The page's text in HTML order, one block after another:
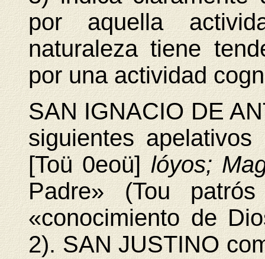
por aquella
naturaleza tiene
por una actividad
SAN IGNACIO DE
siguientes
[Toü 0eoü]lóyos;
Padre» (Tou
«conocimiento de
2). SAN JUSTINO